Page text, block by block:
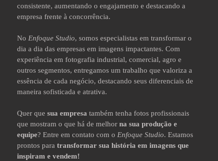
consistente, aumentando o engajamento e destacando a
empresa frente à concorrência.
No Enfoque Studio, somos especialistas em transformar o
dia a dia das empresas em imagens impactantes. Com
experiência em fotografia industrial, comercial, agro e
outros segmentos, entregamos um trabalho que valoriza a
essência de cada negócio, destacando seus diferenciais de
maneira sofisticada e atrativa.
Quer que sua empresa também tenha fotos profissionais
que mostram o que há de melhor na sua produção e
equipe? Entre em contato com o Enfoque Studio. Estamos
prontos para transformar sua história em imagens que
inspiram e vendem!